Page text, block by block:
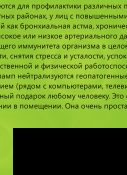
для профилактики различных
районах, у лиц с
как бронхиальная астма,
или низкое артериального
иммунитета организма в
снятия стресса и усталости,
и физической
нейтрализуются
(рядом с компьютерами,
подарок любому человеку.
в помещении. Она очень